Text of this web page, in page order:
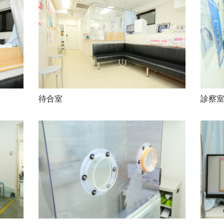
待合室 診察室